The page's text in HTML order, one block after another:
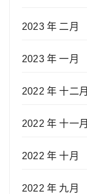
2023 年 二月
2023 年 一月
2022 年 十二月
2022 年 十一月
2022 年 十月
2022 年 九月